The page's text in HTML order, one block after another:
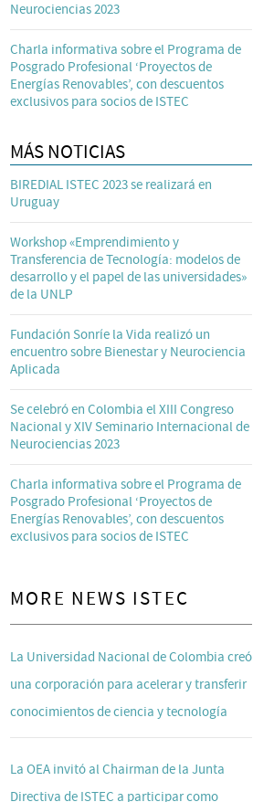
Neurociencias 2023
Charla informativa sobre el Programa de
Posgrado Profesional ‘Proyectos de
Energías Renovables’, con descuentos
exclusivos para socios de ISTEC
MÁS NOTICIAS
BIREDIAL ISTEC 2023 se realizará en
Uruguay
Workshop «Emprendimiento y
Transferencia de Tecnología: modelos de
desarrollo y el papel de las universidades»
de la UNLP
Fundación Sonríe la Vida realizó un
encuentro sobre Bienestar y Neurociencia
Aplicada
Se celebró en Colombia el XIII Congreso
Nacional y XIV Seminario Internacional de
Neurociencias 2023
Charla informativa sobre el Programa de
Posgrado Profesional ‘Proyectos de
Energías Renovables’, con descuentos
exclusivos para socios de ISTEC
MORE NEWS ISTEC
La Universidad Nacional de Colombia creó
una corporación para acelerar y transferir
conocimientos de ciencia y tecnología
La OEA invitó al Chairman de la Junta
Directiva de ISTEC a participar como